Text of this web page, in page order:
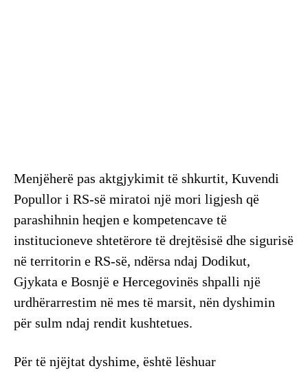
Menjëherë pas aktgjykimit të shkurtit, Kuvendi
Popullor i RS-së miratoi një mori ligjesh që
parashihnin heqjen e kompetencave të
institucioneve shtetërore të drejtësisë dhe sigurisë
në territorin e RS-së, ndërsa ndaj Dodikut,
Gjykata e Bosnjë e Hercegovinës shpalli një
urdhërarrestim në mes të marsit, nën dyshimin
për sulm ndaj rendit kushtetues.
Për të njëjtat dyshime, është lëshuar